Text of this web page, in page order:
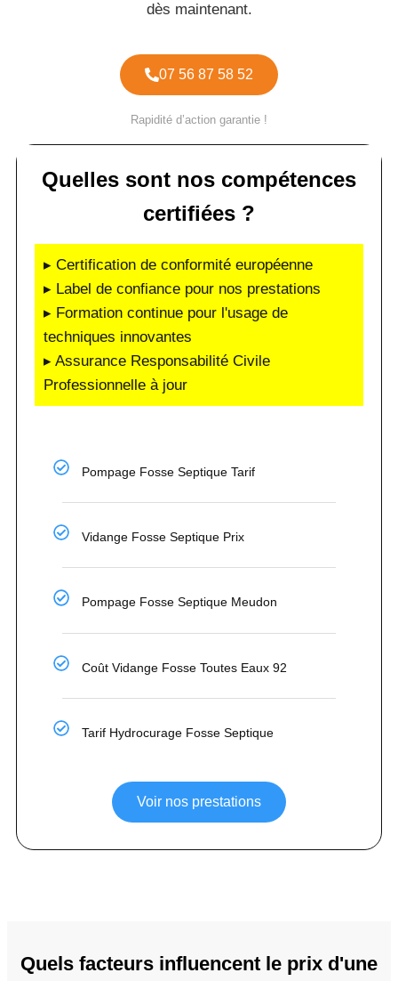
dès maintenant.
07 56 87 58 52
Rapidité d’action garantie !
Quelles sont nos compétences
certifiées ?
▸ Certification de conformité européenne
▸ Label de confiance pour nos prestations
▸ Formation continue pour l'usage de
techniques innovantes
▸ Assurance Responsabilité Civile
Professionnelle à jour
Pompage Fosse Septique Tarif
Vidange Fosse Septique Prix
Pompage Fosse Septique Meudon
Coût Vidange Fosse Toutes Eaux 92
Tarif Hydrocurage Fosse Septique
Voir nos prestations
Quels facteurs influencent le prix d'une